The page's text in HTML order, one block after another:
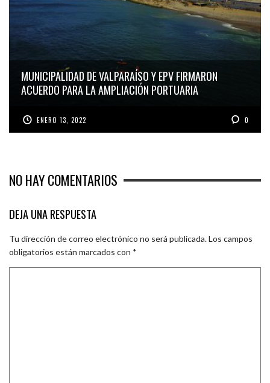
MUNICIPALIDAD DE VALPARAÍSO Y EPV FIRMARON
ACUERDO PARA LA AMPLIACIÓN PORTUARIA
ENERO 13, 2022 0
NO HAY COMENTARIOS
DEJA UNA RESPUESTA
Tu dirección de correo electrónico no será publicada.Los campos
obligatorios están marcados con *